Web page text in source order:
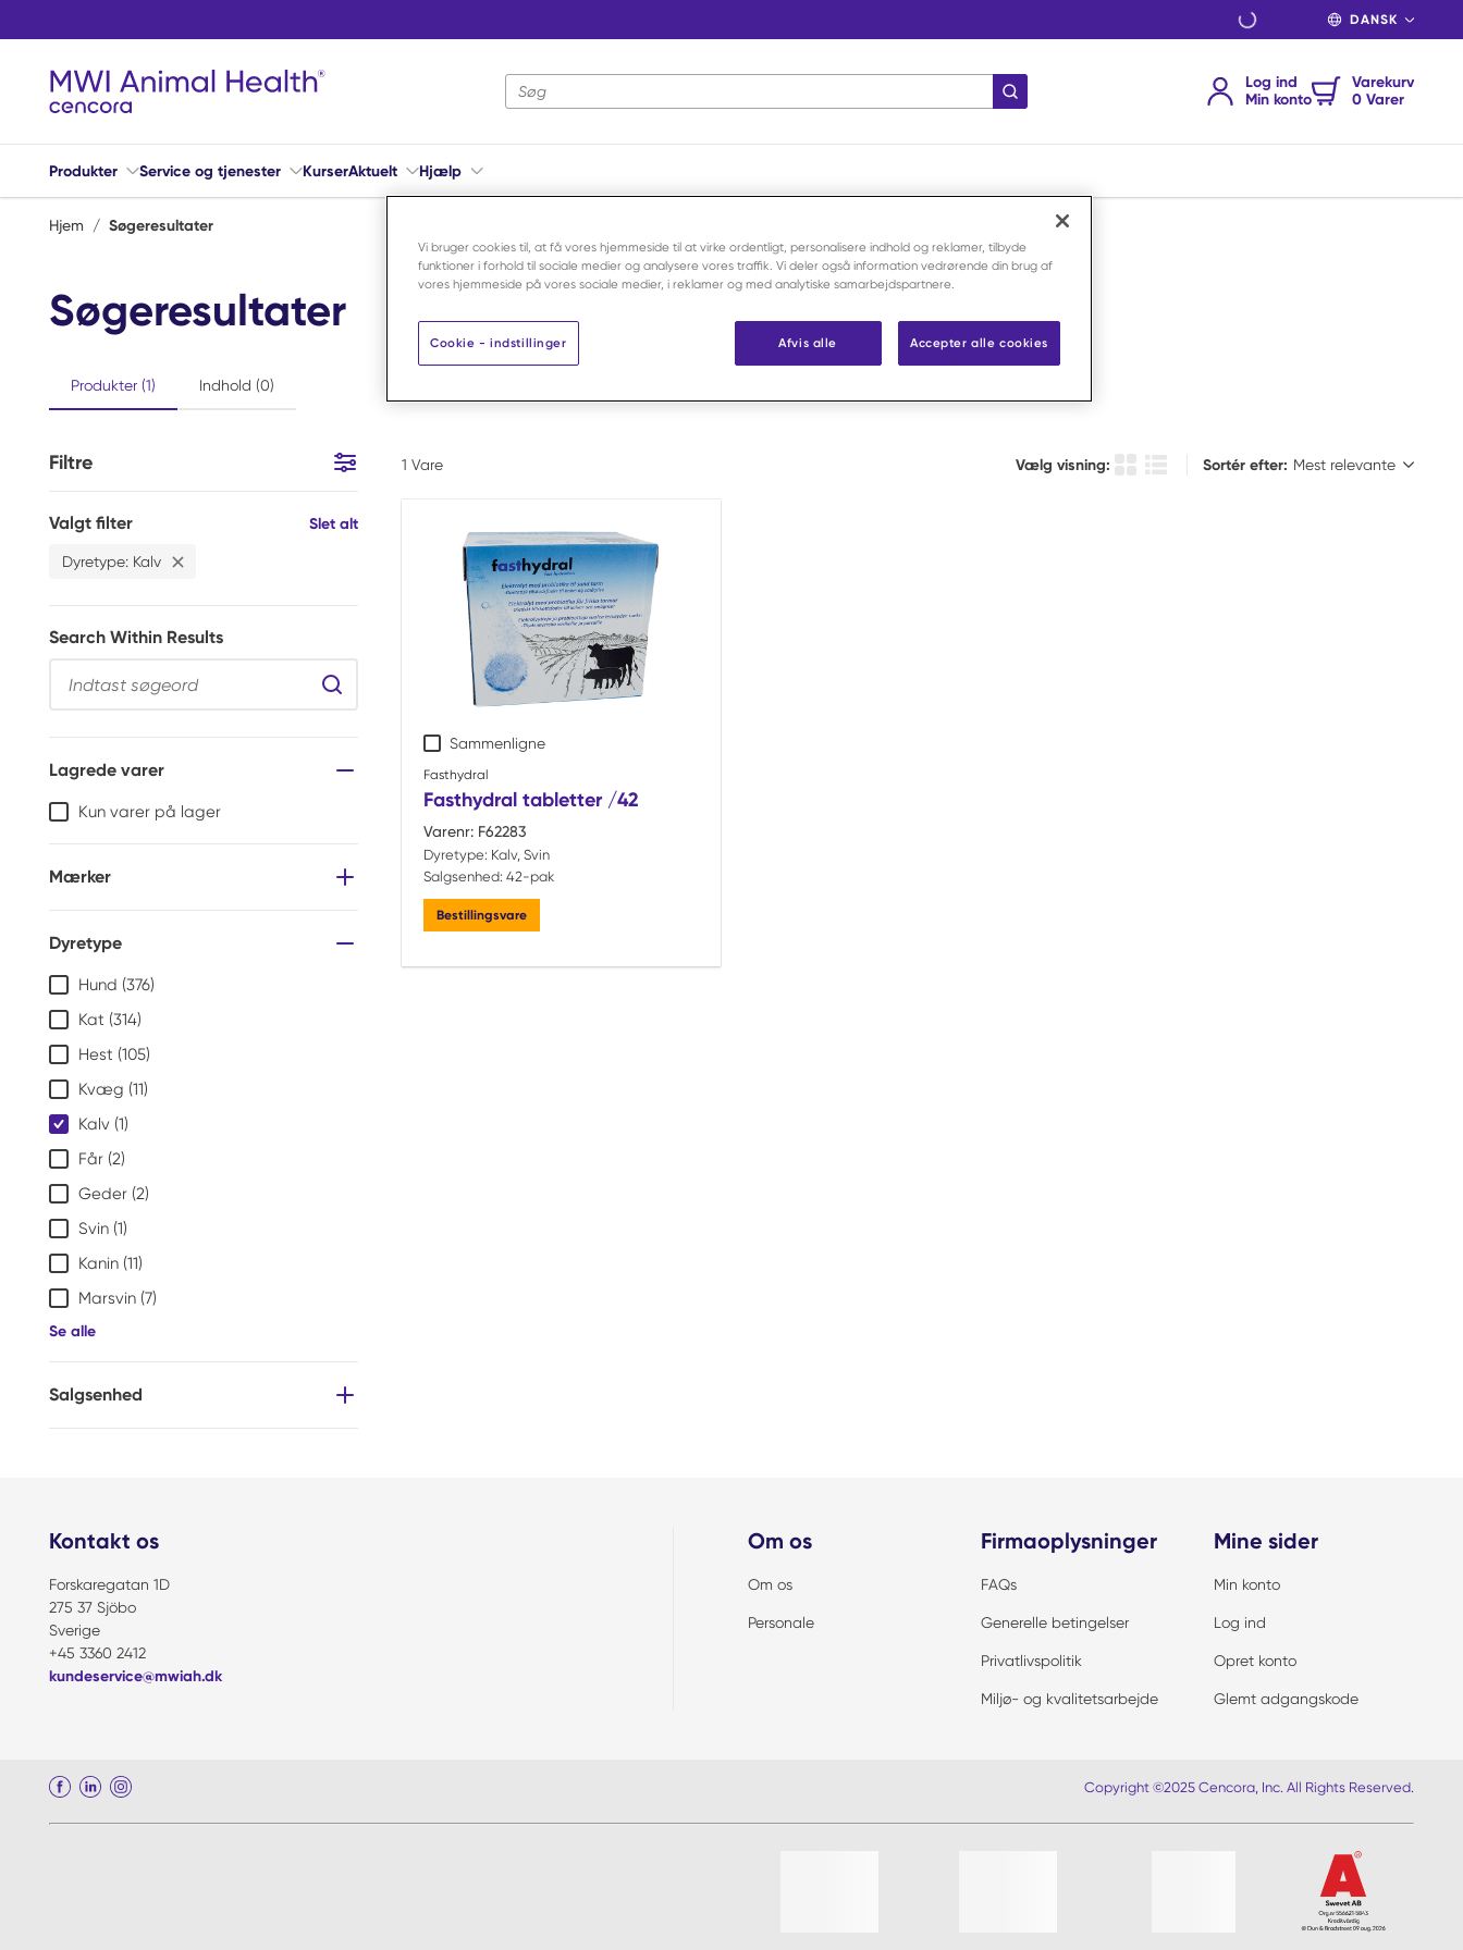
SPROG
Webstedssøgning
indsend søgning
Log ind
Min konto
Varekurv
0 Varer
Produkter Service og tjenester KurserAktuelt Hjælp
Hjem / Søgeresultater
Søgeresultater
Produkter (1) Indhold (0)
Filtre Spring til resultater
Valgt filter Slet altFiltre
Dyretype: Kalv Slet
Search Within Results
Search Within Results
Lagrede varer
Kun varer på lager
Mærker
Dyretype
Hund (376)
Kat (314)
Hest (105)
Kvæg (11)
Kalv (1)
Får (2)
Geder (2)
Svin (1)
Kanin (11)
Marsvin (7)
Se alle
Salgsenhed
1 Vare Vælg visning: Produkt Gittervisning
Produktlistevisning
Sortér efter:
Sortér efter:
Sammenligne
Fasthydral
Fasthydral tabletter /42
Varenr: F62283
Dyretype: Kalv, Svin
Salgsenhed: 42-pak
Bestillingsvare
Kontakt os
Forskaregatan 1D
275 37 Sjöbo
Sverige
+45 3360 2412
kundeservice@mwiah.dk
Om os
Om os
Personale
Firmaoplysninger
FAQs
Generelle betingelser
Privatlivspolitik
Miljø- og kvalitetsarbejde
Mine sider
Min konto
Log ind
Opret konto
Glemt adgangskode
Copyright ©2025 Cencora, Inc. All Rights Reserved.
Vi bruger cookies til, at få vores hjemmeside til at virke ordentligt, personalisere indhold og reklamer, tilbyde
funktioner i forhold til sociale medier og analysere vores traffik. Vi deler også information vedrørende din brug af
vores hjemmeside på vores sociale medier, i reklamer og med analytiske samarbejdspartnere.
Afvis alle Accepter alle cookies
Cookie - indstillinger